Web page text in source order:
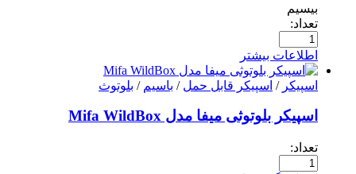
بیسیم
تعداد:
اطلاعات بیشتر
اسپیکر / اسپیکر قابل حمل / باسیم / بلوتوث
اسپیکر بلوتوثی میفا مدل Mifa WildBox
تعداد: